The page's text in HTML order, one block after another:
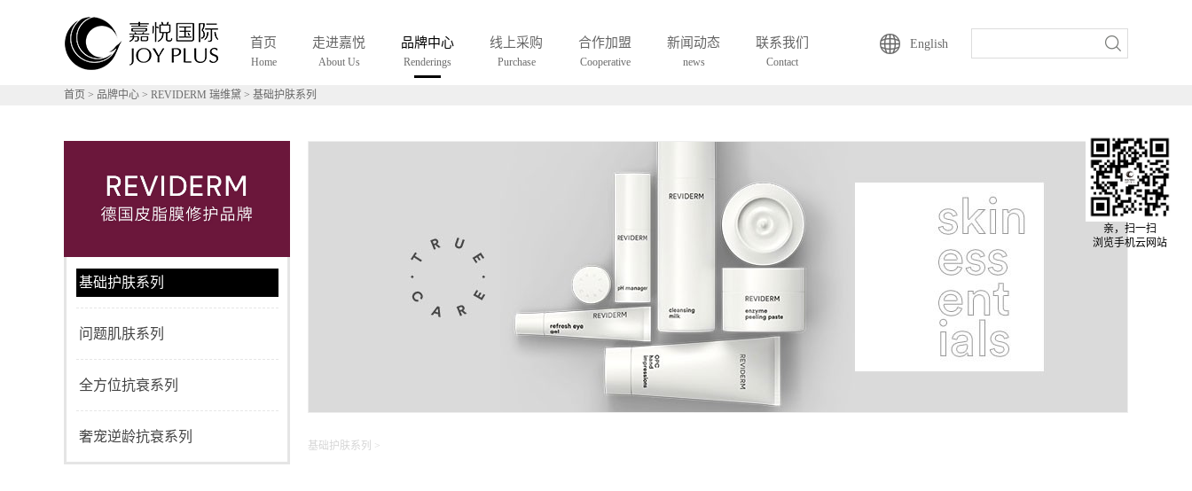
首页
Home
走进嘉悦
About Us
品牌中心
Renderings
线上采购
Purchase
合作加盟
Cooperative
新闻动态
news
联系我们
Contact
English
首页 > 品牌中心 > REVIDERM 瑞维黛 > 基础护肤系列
基础护肤系列
问题肌肤系列
全方位抗衰系列
奢宠逆龄抗衰系列
基础护肤系列 >
亲，扫一扫
浏览手机云网站